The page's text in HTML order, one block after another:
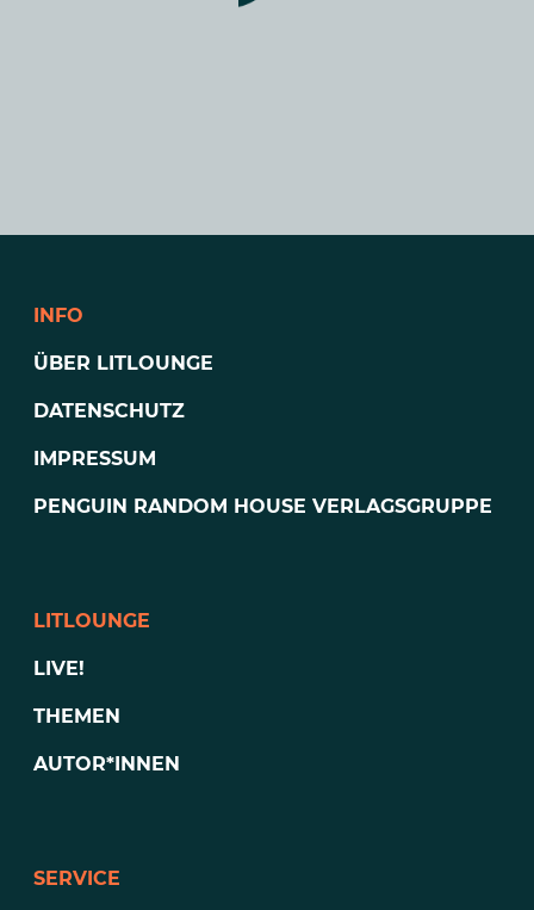
INFO
ÜBER LITLOUNGE
DATENSCHUTZ
IMPRESSUM
PENGUIN RANDOM HOUSE VERLAGSGRUPPE
LITLOUNGE
LIVE!
THEMEN
AUTOR*INNEN
SERVICE